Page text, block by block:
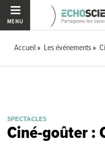
MENU
Accueil Les événements
SPECTACLES
Ciné-goûter :